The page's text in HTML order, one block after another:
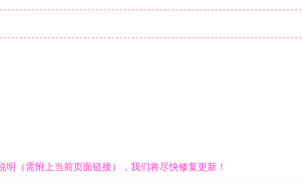
（需附上当前页面链接），我们将尽快修复更新！